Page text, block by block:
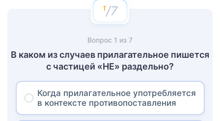
/7
Вопрос 1 из 7
В каком из случаев прилагательное пишется
с частицей «НЕ» раздельно?
Когда прилагательное употребляется
в контексте противопоставления